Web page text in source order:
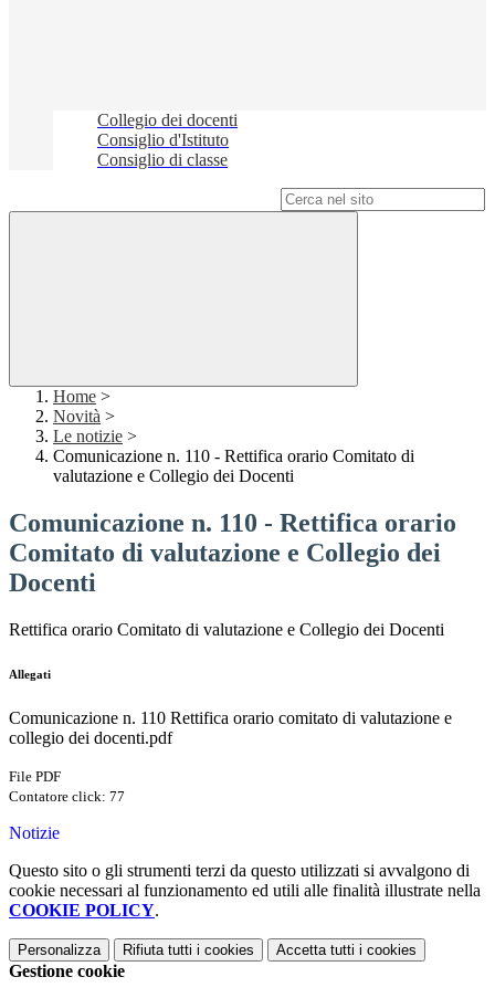
Collegio dei docenti
Consiglio d'Istituto
Consiglio di classe
Home >
Novità >
Le notizie >
Comunicazione n. 110 - Rettifica orario Comitato di
valutazione e Collegio dei Docenti
Comunicazione n. 110 - Rettifica orario
Comitato di valutazione e Collegio dei
Docenti
Rettifica orario Comitato di valutazione e Collegio dei Docenti
Allegati
Comunicazione n. 110 Rettifica orario comitato di valutazione e
collegio dei docenti.pdf
File PDF
Contatore click: 77
Notizie
Questo sito o gli strumenti terzi da questo utilizzati si avvalgono di
cookie necessari al funzionamento ed utili alle finalità illustrate nella
COOKIE POLICY.
Personalizza Rifiuta tutti i cookies Accetta tutti i cookies
Gestione cookie